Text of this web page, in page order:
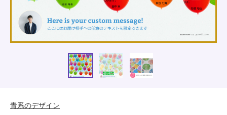
青系のデザイン